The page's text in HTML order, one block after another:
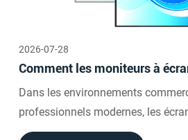
2026-07-28
Comment les moniteurs à
de 65 pouces améliorent les
d'affichage interactif
Dans les environnements
professionnels modernes, les
à afficher des informations.